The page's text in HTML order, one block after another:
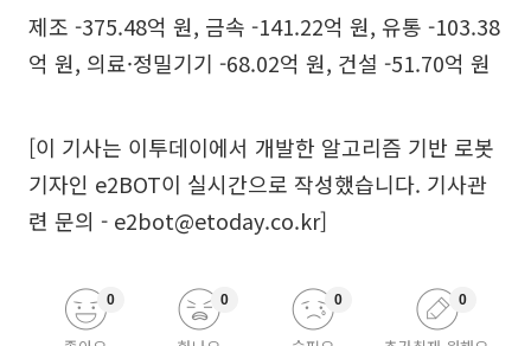
제조 -375.48억 원, 금속 -141.22억 원, 유통 -103.38
억 원, 의료·정밀기기 -68.02억 원, 건설 -51.70억 원
[이 기사는 이투데이에서 개발한 알고리즘 기반 로봇
기자인 e2BOT이 실시간으로 작성했습니다. 기사관
련 문의 - e2bot@etoday.co.kr]
0 0 0 0